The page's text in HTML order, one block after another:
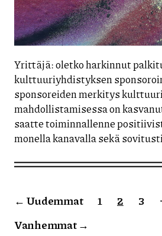
Yrittäjä: oletko harkinnut
kulttuuriyhdistyksen
sponsoreiden merkitys
mahdollistamisessa on
saatte toiminnallenne
monella kanavalla sekä
Artikkelien
sivutus
← Uudemmat 1 2 3
Vanhemmat→